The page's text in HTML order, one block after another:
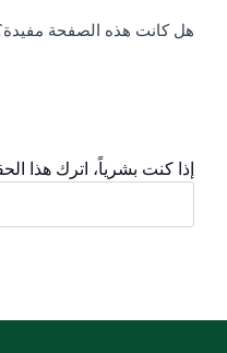
survey_v2
هل كانت هذه الصفحة
إذا كنت بشرياً، اترك هذا